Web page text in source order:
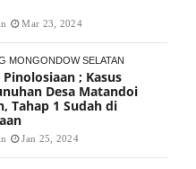
Mar 23, 2024
MONGONDOW SELATAN
Pinolosiaan ; Kasus
Desa Matandoi
Tahap 1 Sudah di
Jan 25, 2024